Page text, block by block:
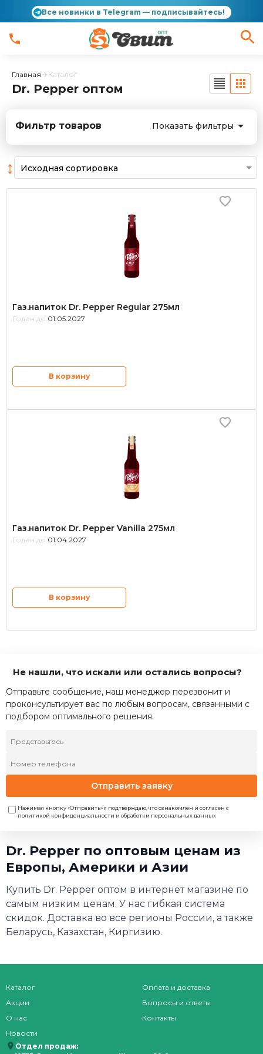
Все новинки в Telegram — подписывайтесь!
Главная Каталог
Dr. Pepper оптом
Фильтр товаров Показать фильтры
↕
Газ.напиток Dr. Pepper Regular 275мл
Годен до: 01.05.2027
В корзину
Газ.напиток Dr. Pepper Vanilla 275мл
Годен до: 01.04.2027
В корзину
Не нашли, что искали или остались вопросы?
Отправьте сообщение, наш менеджер перезвонит и
проконсультирует вас по любым вопросам, связанными с
подбором оптимального решения.
Отправить заявку
Нажимая кнопку «Отправить» я подтверждаю, что ознакомлен и согласен с
политикой конфиденциальности и обработки персональных данных
Dr. Pepper по оптовым ценам из
Европы, Америки и Азии
Купить Dr. Pepper оптом в интернет магазине по
самым низким ценам. У нас гибкая система
скидок. Доставка во все регионы России, а также
Беларусь, Казахстан, Киргизию.
Каталог
Акции
О нас
Новости
Оплата и доставка
Вопросы и ответы
Контакты
Отдел продаж: